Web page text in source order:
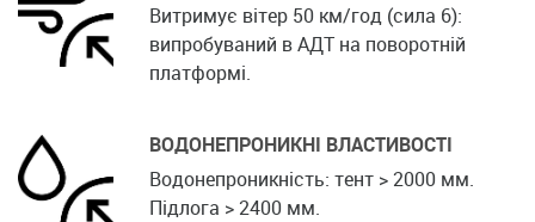
Витримує вітер 50 км/год (сила 6):
випробуваний в АДТ на поворотній
платформі.
ВОДОНЕПРОНИКНІ ВЛАСТИВОСТІ
Водонепроникність: тент > 2000 мм.
Підлога > 2400 мм.